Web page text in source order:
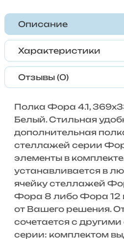
Описание
Характеристики
Отзывы (0)
Полка Фора 4.1,
Белый. Стильная
дополнительная
стеллажей серии
элементы в
устанавливается в
ячейку стеллажей
Фора 8 либо Фора 12
от Вашего решения.
сочетается с
серии: комплектом